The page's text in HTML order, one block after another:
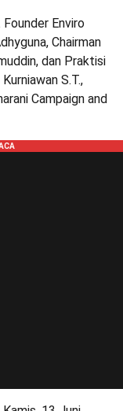
Enviro
Chairman
dan Praktisi
S.T.,
Campaign and